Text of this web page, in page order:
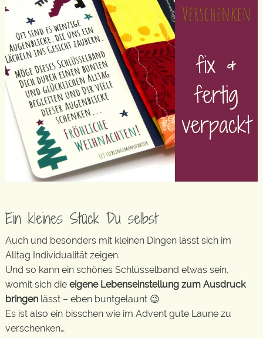
Ein kleines Stück Du selbst
Auch und besonders mit kleinen Dingen lässt sich im
Alltag Individualität zeigen.
Und so kann ein schönes Schlüsselband etwas sein,
womit sich die eigene Lebenseinstellung zum Ausdruck
bringen lässt – eben buntgelaunt 😉
Es ist also ein bisschen wie im Advent gute Laune zu
verschenken…